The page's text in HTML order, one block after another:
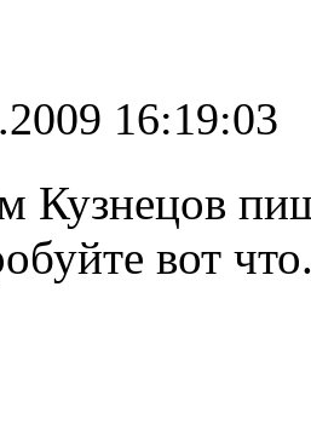
16:19:03
Кузнецов
вот